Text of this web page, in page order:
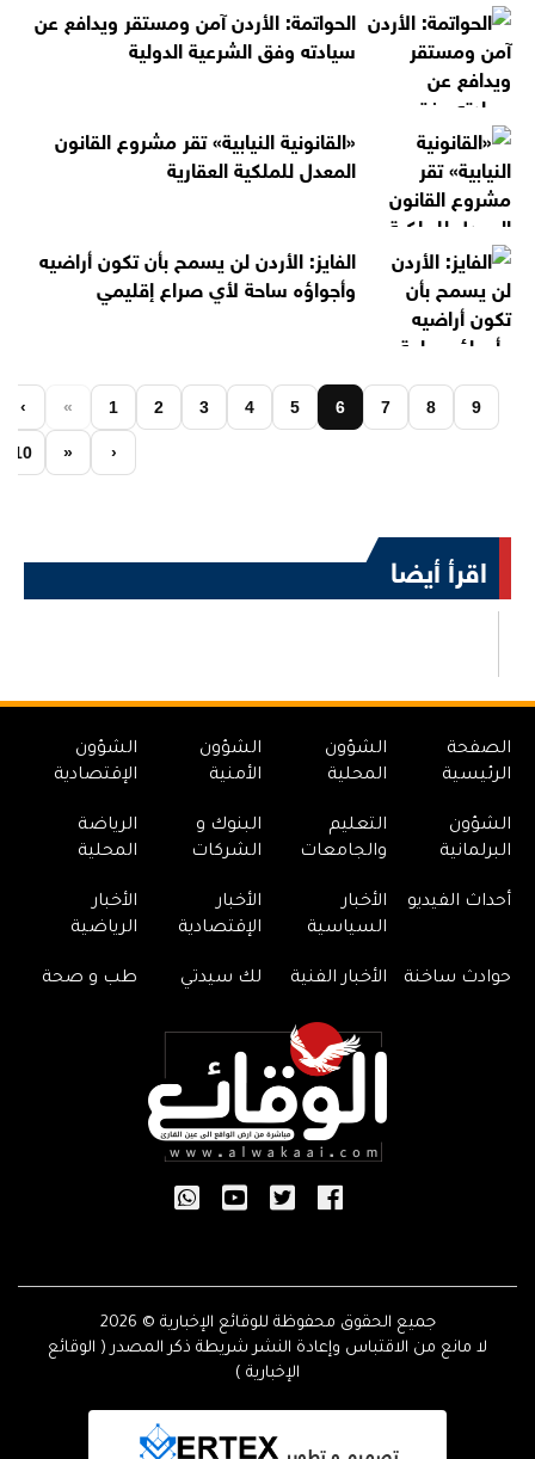
الحواتمة: الأردن آمن ومستقر ويدافع عن
سيادته وفق الشرعية الدولية
«القانونية النيابية» تقر مشروع القانون
المعدل للملكية العقارية
الفايز: الأردن لن يسمح بأن تكون أراضيه
وأجواؤه ساحة لأي صراع إقليمي
‹ « 1 2 3 4 5 6 7 8 9
10 » ›
اقرأ أيضا
الصفحة
الرئيسية
الشؤون
المحلية
الشؤون
الأمنية
الشؤون
الإقتصادية
الشؤون
البرلمانية
التعليم
والجامعات
البنوك و
الشركات
الرياضة
المحلية
أحداث الفيديو
الأخبار
السياسية
الأخبار
الإقتصادية
الأخبار
الرياضية
حوادث ساخنة الأخبار الفنية لك سيدتي طب و صحة
جميع الحقوق محفوظة للوقائع الإخبارية © 2026
لا مانع من الاقتباس وإعادة النشر شريطة ذكر المصدر ( الوقائع
الإخبارية )
تصميم و تطوير